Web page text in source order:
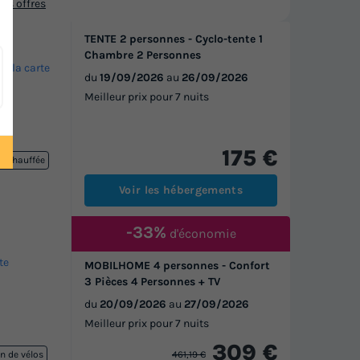
la carte
chauffée
TENTE 2 personnes - Cyclo-tente 1
Chambre 2 Personnes
du 19/09/2026 au 26/09/2026
Meilleur prix pour 7 nuits
175 €
Voir les hébergements
de vélos
MOBILHOME 4 personnes - Confort
3 Pièces 4 Personnes + TV
du 20/09/2026 au 27/09/2026
Meilleur prix pour 7 nuits
461,19 € 309 €
-33% d'économie
offres